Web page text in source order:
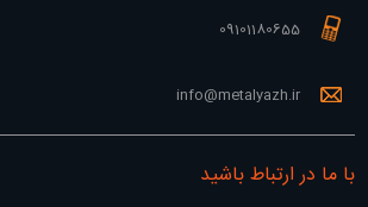
09101180655
info@metalyazh.ir
با ما در ارتباط باشید